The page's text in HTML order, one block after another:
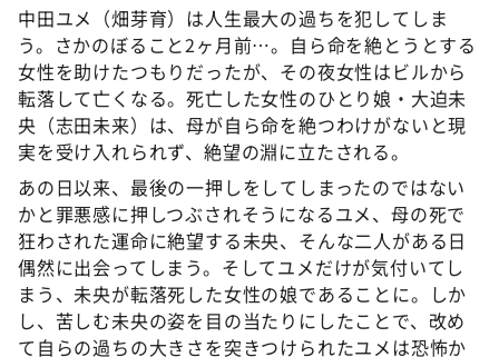
中田ユメ（畑芽育）は人生最大の過ちを犯してしま
う。さかのぼること2ヶ月前…。自ら命を絶とうとする
女性を助けたつもりだったが、その夜女性はビルから
転落して亡くなる。死亡した女性のひとり娘・大迫未
央（志田未来）は、母が自ら命を絶つわけがないと現
実を受け入れられず、絶望の淵に立たされる。
あの日以来、最後の一押しをしてしまったのではない
かと罪悪感に押しつぶされそうになるユメ、母の死で
狂わされた運命に絶望する未央、そんな二人がある日
偶然に出会ってしまう。そしてユメだけが気付いてし
まう、未央が転落死した女性の娘であることに。しか
し、苦しむ未央の姿を目の当たりにしたことで、改め
て自らの過ちの大きさを突きつけられたユメは恐怖か